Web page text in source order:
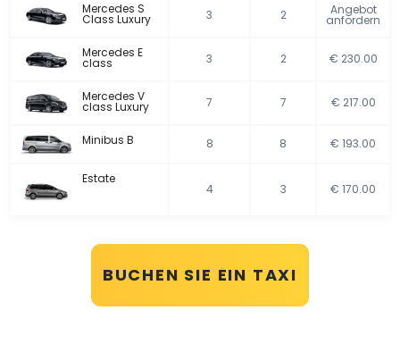
Mercedes S
Class Luxury 3 2 Angebot
anfordern
Mercedes E
class 3 2 € 230.00
Mercedes V
class Luxury 7 7 € 217.00
Minibus B 8 8 € 193.00
Estate
4 3 € 170.00
BUCHEN SIE EIN TAXI